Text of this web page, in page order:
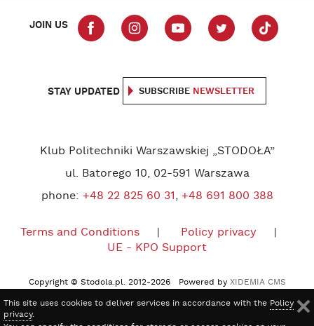
JOIN US
STAY UPDATED SUBSCRIBE NEWSLETTER
Klub Politechniki Warszawskiej „STODOŁA”
ul. Batorego 10, 02-591 Warszawa
phone: +48 22 825 60 31, +48 691 800 388
Terms and Conditions
Policy privacy
UE - KPO Support
Copyright © Stodola.pl. 2012-2026 Powered by XIDEMIA CMS
This site uses cookies to deliver services in accordance with the Policy
privacy.